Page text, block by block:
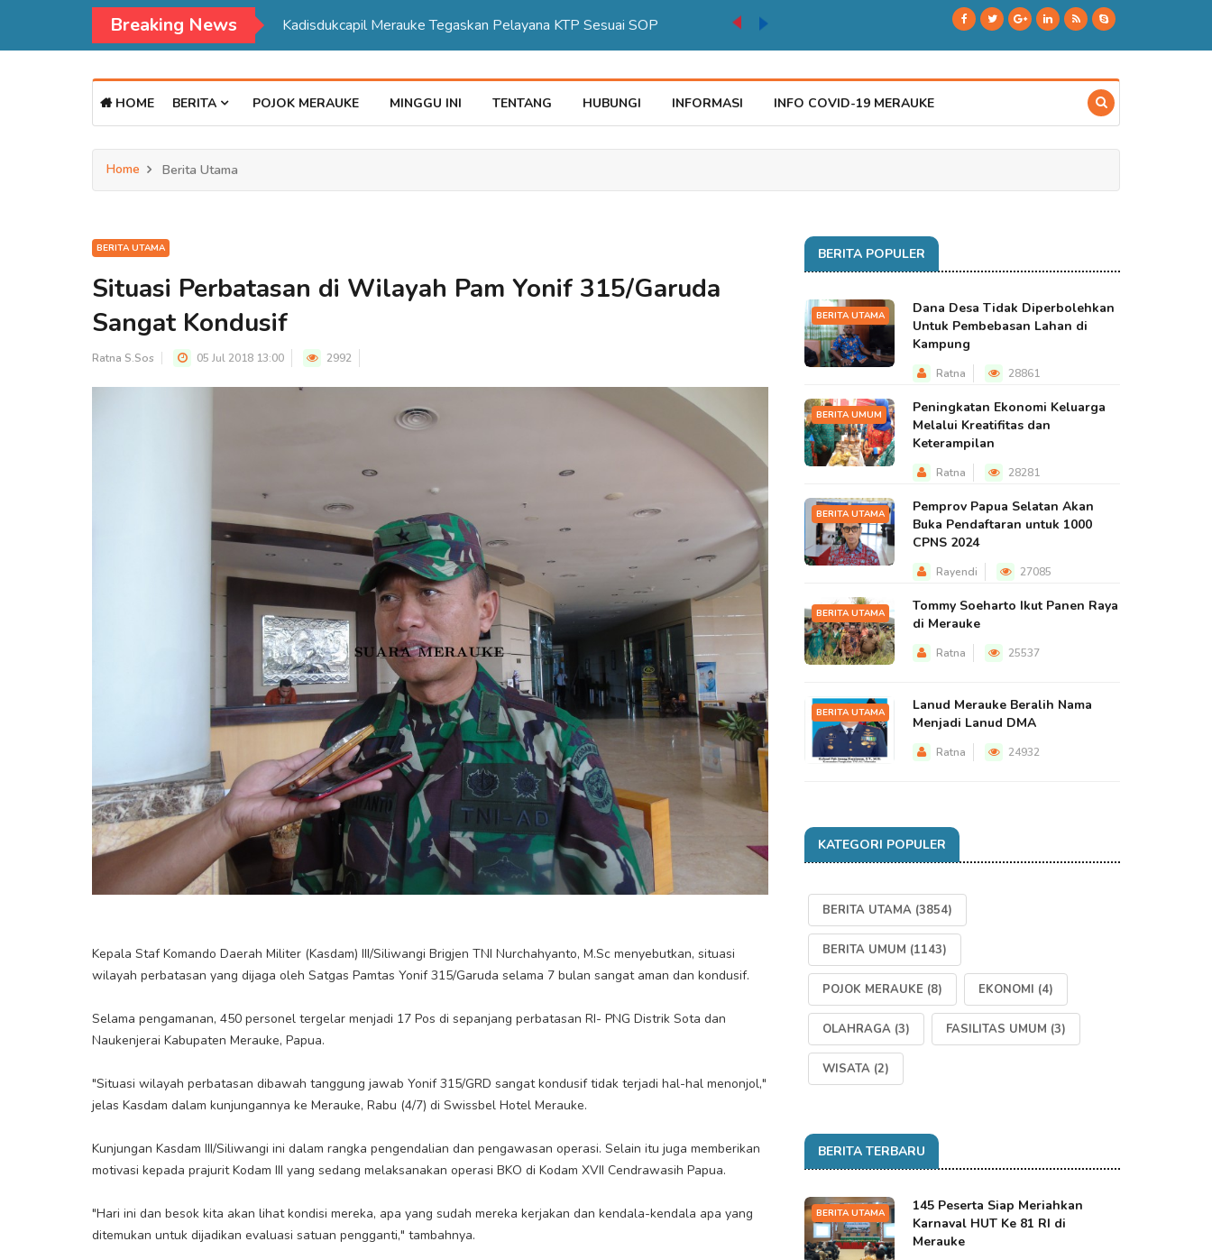
Breaking News Kadisdukcapil Merauke Tegaskan Pelayana KTP Sesuai SOP
HOME BERITA POJOK MERAUKE MINGGU INI TENTANG HUBUNGI INFORMASI INFO COVID-19 MERAUKE
Home Berita Utama
BERITA UTAMA
Situasi Perbatasan di Wilayah Pam Yonif 315/Garuda
Sangat Kondusif
Ratna S.Sos 05 Jul 2018 13:00 2992
Kepala Staf Komando Daerah Militer (Kasdam) III/Siliwangi Brigjen TNI Nurchahyanto, M.Sc menyebutkan, situasi
wilayah perbatasan yang dijaga oleh Satgas Pamtas Yonif 315/Garuda selama 7 bulan sangat aman dan kondusif.
Selama pengamanan, 450 personel tergelar menjadi 17 Pos di sepanjang perbatasan RI- PNG Distrik Sota dan
Naukenjerai Kabupaten Merauke, Papua.
"Situasi wilayah perbatasan dibawah tanggung jawab Yonif 315/GRD sangat kondusif tidak terjadi hal-hal menonjol,"
jelas Kasdam dalam kunjungannya ke Merauke, Rabu (4/7) di Swissbel Hotel Merauke.
Kunjungan Kasdam III/Siliwangi ini dalam rangka pengendalian dan pengawasan operasi. Selain itu juga memberikan
motivasi kepada prajurit Kodam III yang sedang melaksanakan operasi BKO di Kodam XVII Cendrawasih Papua.
"Hari ini dan besok kita akan lihat kondisi mereka, apa yang sudah mereka kerjakan dan kendala-kendala apa yang
ditemukan untuk dijadikan evaluasi satuan pengganti," tambahnya.
BERITA POPULER
BERITA UTAMA
Dana Desa Tidak Diperbolehkan
Untuk Pembebasan Lahan di
Kampung
Ratna 28861
BERITA UMUM
Peningkatan Ekonomi Keluarga
Melalui Kreatifitas dan
Keterampilan
Ratna 28281
BERITA UTAMA
Pemprov Papua Selatan Akan
Buka Pendaftaran untuk 1000
CPNS 2024
Rayendi 27085
BERITA UTAMA
Tommy Soeharto Ikut Panen Raya
di Merauke
Ratna 25537
BERITA UTAMA
Lanud Merauke Beralih Nama
Menjadi Lanud DMA
Ratna 24932
KATEGORI POPULER
BERITA UTAMA (3854)
BERITA UMUM (1143)
POJOK MERAUKE (8) EKONOMI (4)
OLAHRAGA (3) FASILITAS UMUM (3)
WISATA (2)
BERITA TERBARU
BERITA UTAMA
145 Peserta Siap Meriahkan
Karnaval HUT Ke 81 RI di
Merauke